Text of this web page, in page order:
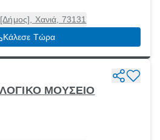
Χανιά, 73131
Κάλεσε Τώρα
ΜΟΥΣΕΙΟ